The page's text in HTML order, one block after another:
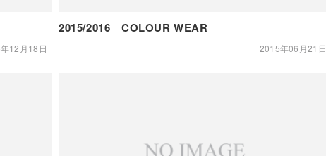
12月18日
2015/2016 COLOUR WEAR
2015年06月21日